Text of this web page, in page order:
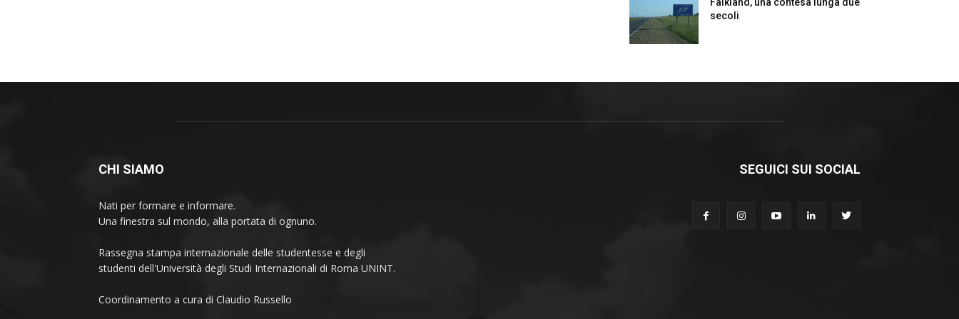
secoli
CHI SIAMO
Nati per formare e informare.
Una finestra sul mondo, alla portata di ognuno.
Rassegna stampa internazionale delle studentesse e degli
studenti dell'Università degli Studi Internazionali di Roma UNINT.
Coordinamento a cura di Claudio Russello
SEGUICI SUI SOCIAL